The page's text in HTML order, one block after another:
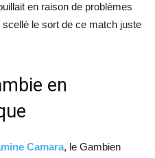
en raison de problèmes
le sort de ce match juste
en
Camara, le Gambien